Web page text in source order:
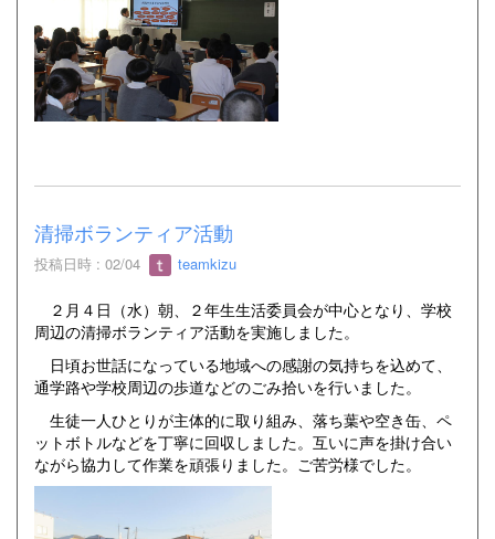
清掃ボランティア活動
投稿日時 : 02/04 teamkizu
２月４日（水）朝、２年生生活委員会が中心となり、学校
周辺の清掃ボランティア活動を実施しました。
日頃お世話になっている地域への感謝の気持ちを込めて、
通学路や学校周辺の歩道などのごみ拾いを行いました。
生徒一人ひとりが主体的に取り組み、落ち葉や空き缶、ペ
ットボトルなどを丁寧に回収しました。互いに声を掛け合い
ながら協力して作業を頑張りました。ご苦労様でした。